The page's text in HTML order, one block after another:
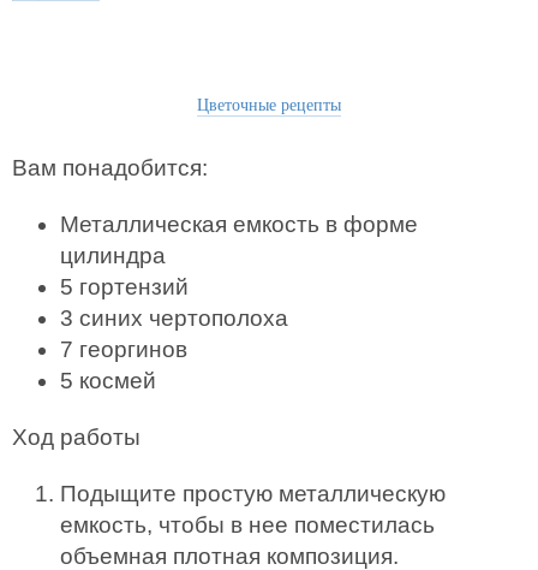
Цветочные рецепты
Вам понадобится:
Металлическая емкость в форме
цилиндра
5 гортензий
3 синих чертополоха
7 георгинов
5 космей
Ход работы
Подыщите простую металлическую
емкость, чтобы в нее поместилась
объемная плотная композиция.